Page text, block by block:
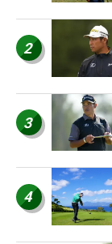
2
3
4